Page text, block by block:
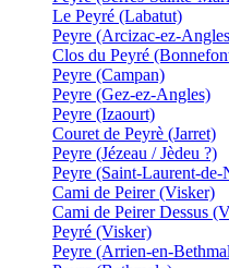
Le Peyré (Labatut)
Peyre (Arcizac-ez-
Clos du Peyré
Peyre (Campan)
Peyre (Gez-ez-Angles)
Peyre (Izaourt)
Couret de Peyrè (Jarret)
Peyre (Jézeau / Jèdeu ?)
Peyre (Saint-Laurent-de-
Cami de Peirer (Visker)
Cami de Peirer Dessus
Peyré (Visker)
Peyre (Arrien-en-